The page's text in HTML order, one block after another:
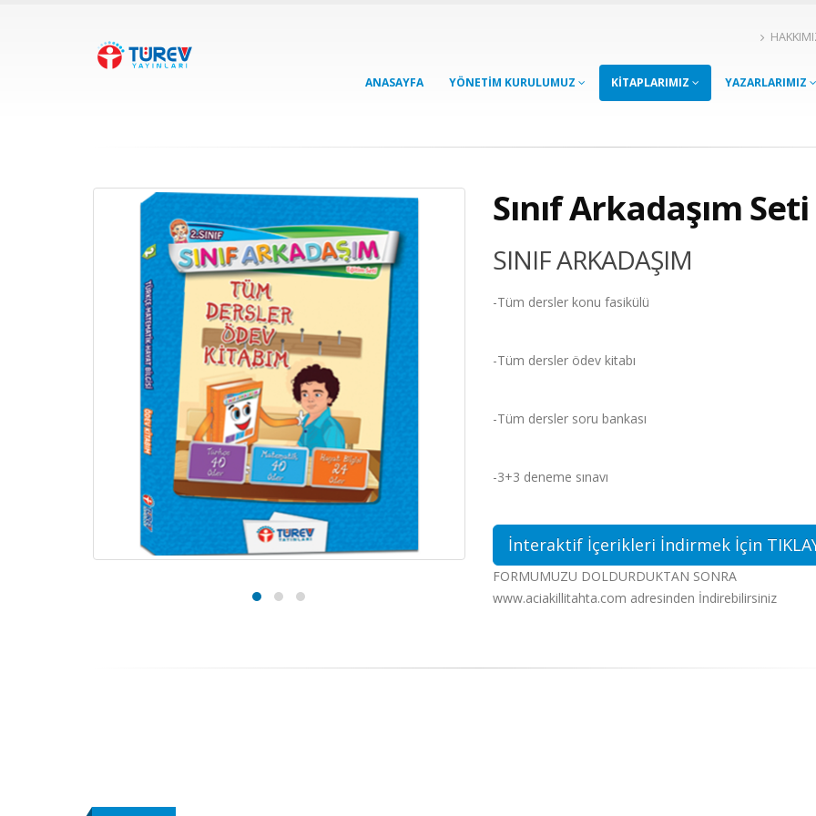
ANASAYFA YÖNETİM KURULUMUZ KİTAPLARIMIZ YAZARLARIMIZ
Sınıf Arkadaşım Seti
SINIF ARKADAŞIM
-Tüm dersler konu fasikülü
-Tüm dersler ödev kitabı
-Tüm dersler soru bankası
-3+3 deneme sınavı
İnteraktif İçerikleri İndirmek İçin
FORMUMUZU DOLDURDUKTAN SONRA
www.aciakillitahta.com adresinden İndirebilirsiniz